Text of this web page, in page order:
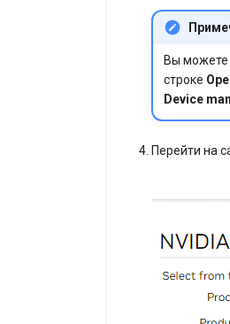
Вы можете
строке
Device
Перейти на